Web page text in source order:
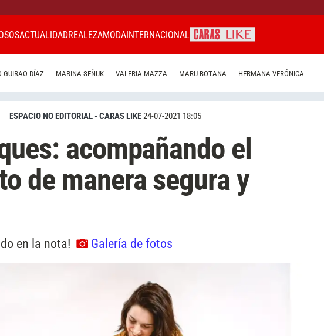
ACTUALIDADREALEZAMODAINTERNACIONAL
GUIRAO DÍAZ MARINA SEÑUK VALERIA MAZZA MARU BOTANA HERMANA VERÓNICA
ESPACIO NO EDITORIAL - CARAS LIKE24-07-2021 18:05
acompañando el
de manera segura y
en la nota! Galería de fotos